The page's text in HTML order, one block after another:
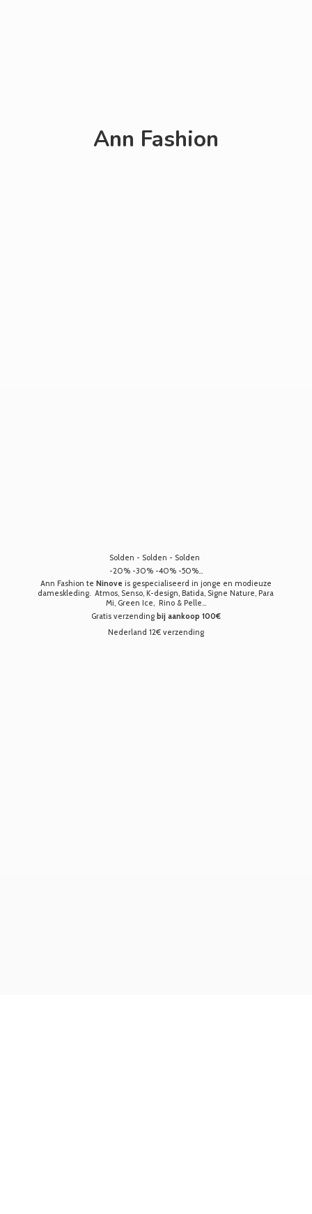
Ann Fashion
Solden - Solden - Solden
-20% -30% -40% -50%...
Ann Fashion te Ninove is gespecialiseerd in jonge en modieuze
dameskleding. Atmos, Senso, K-design, Batida, Signe Nature, Para
Mi, Green Ice, Rino & Pelle...
Gratis verzending bij aankoop 100€
Nederland 12€ verzending